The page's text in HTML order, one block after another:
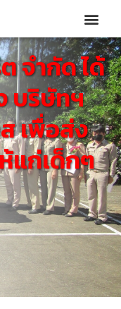
จำกัด ได้
บริษัทฯ
เพื่อส่ง
แก่เด็กๆ